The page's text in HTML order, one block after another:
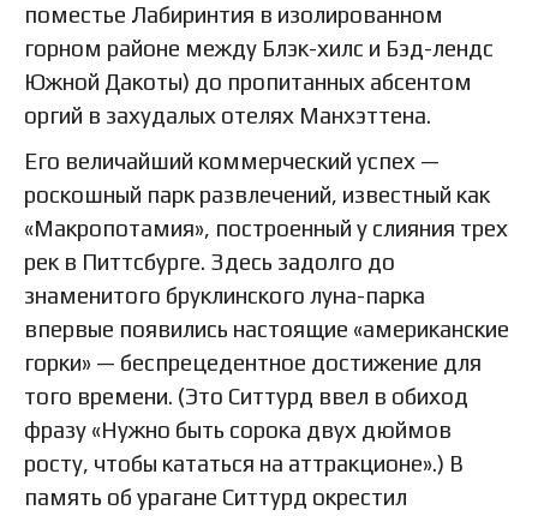
поместье Лабиринтия в изолированном
горном районе между Блэк-хилс и Бэд-лендс
Южной Дакоты) до пропитанных абсентом
оргий в захудалых отелях Манхэттена.
Его величайший коммерческий успех —
роскошный парк развлечений, известный как
«Макропотамия», построенный у слияния трех
рек в Питтсбурге. Здесь задолго до
знаменитого бруклинского луна-парка
впервые появились настоящие «американские
горки» — беспрецедентное достижение для
того времени. (Это Ситтурд ввел в обиход
фразу «Нужно быть сорока двух дюймов
росту, чтобы кататься на аттракционе».) В
память об урагане Ситтурд окрестил